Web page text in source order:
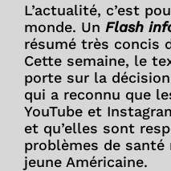
L’actualité, c’est
monde. Un Flash
résumé très concis
Cette semaine, le
porte sur la
qui a reconnu que
YouTube et
et qu’elles sont
problèmes de santé
jeune Américaine.